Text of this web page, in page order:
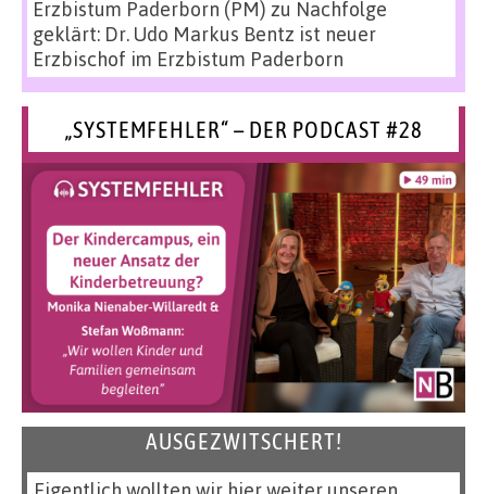
Erzbistum Paderborn (PM) zu Nachfolge
geklärt: Dr. Udo Markus Bentz ist neuer
Erzbischof im Erzbistum Paderborn
„SYSTEMFEHLER“ – DER PODCAST #28
AUSGEZWITSCHERT!